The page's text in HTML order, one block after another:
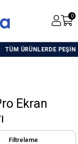
0
ÜRÜNLERDE PEŞİN
Ekran
Filtreleme